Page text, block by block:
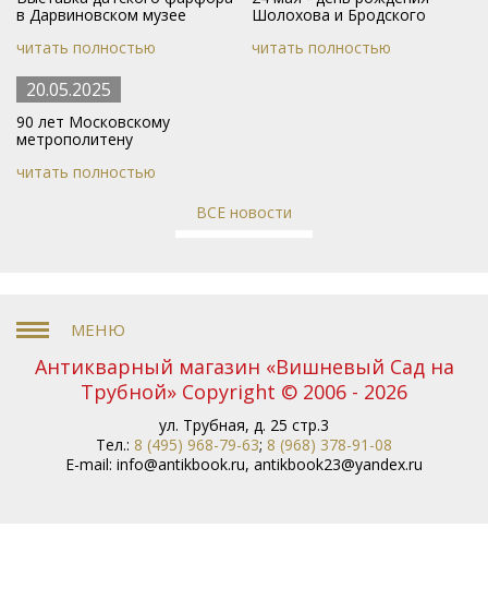
в Дарвиновском музее
читать полностью
Шолохова и Бродского
читать полностью
20.05.2025
90 лет Московскому
метрополитену
читать полностью
ВСЕ новости
Антикварный магазин «Вишневый Сад на
Трубной» Copyright © 2006 - 2026
ул. Трубная, д. 25 стр.3
Тел.: 8 (495) 968-79-63; 8 (968) 378-91-08
E-mail: info@antikbook.ru, antikbook23@yandex.ru